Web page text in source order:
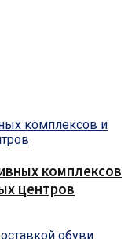
комплексов
центров